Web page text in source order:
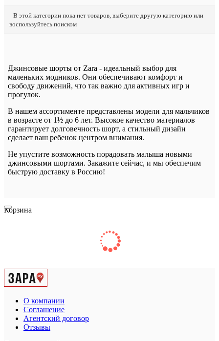
В этой категории пока нет товаров, выберите другую категорию или
воспользуйтесь поиском
Джинсовые шорты от Zara - идеальный выбор для
маленьких модников. Они обеспечивают комфорт и
свободу движений, что так важно для активных игр и
прогулок.
В нашем ассортименте представлены модели для мальчиков
в возрасте от 1½ до 6 лет. Высокое качество материалов
гарантирует долговечность шорт, а стильный дизайн
сделает ваш ребенок центром внимания.
Не упустите возможность порадовать малыша новыми
джинсовыми шортами. Закажите сейчас, и мы обеспечим
быструю доставку в Россию!
Корзина
О компании
Соглашение
Агентский договор
Отзывы